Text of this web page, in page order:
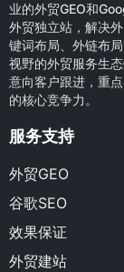
业的外贸GEO和
外贸独立站，解决
键词布局、外链布
视野的外贸服务生
意向客户跟进，重
的核心竞争力。
服务支持
外贸GEO
谷歌SEO
效果保证
外贸建站